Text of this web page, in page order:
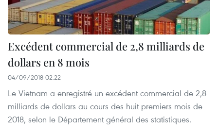
Excédent commercial de 2,8 milliards de
dollars en 8 mois
04/09/2018 02:22
Le Vietnam a enregistré un excédent commercial de 2,8
milliards de dollars au cours des huit premiers mois de
2018, selon le Département général des statistiques.